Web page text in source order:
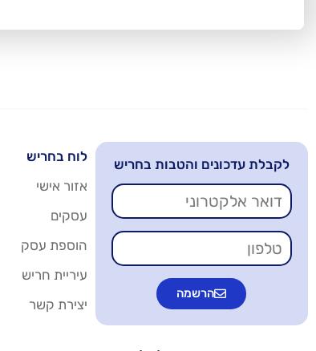
לקבלת עדכונים והטבות בחריש
הרשמה
לוח בחריש
אזור אישי
עסקים
הוספת עסק
עיריית חריש
יצירת קשר